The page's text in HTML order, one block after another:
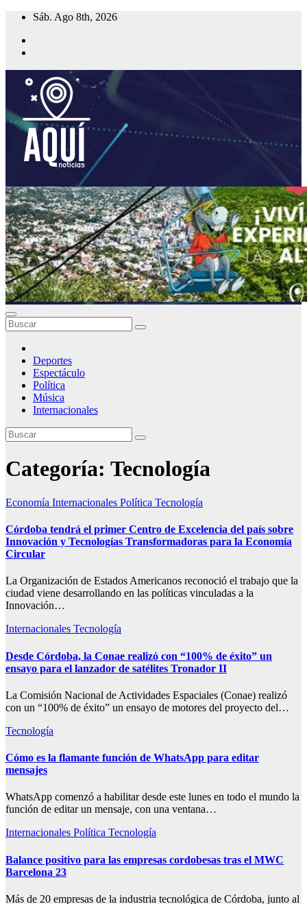
Saltar
contenido
Sáb. Ago 8th, 2026
Deportes
Espectáculo
Política
Música
Internacionales
Categoría: Tecnología
Economía Internacionales Política Tecnología
Córdoba tendrá el primer Centro de Excelencia del país sobre
Innovación y Tecnologías Transformadoras para la Economía
Circular
La Organización de Estados Americanos reconoció el trabajo que la
ciudad viene desarrollando en las políticas vinculadas a la
Innovación…
Internacionales Tecnología
Desde Córdoba, la Conae realizó con “100% de éxito” un
ensayo para el lanzador de satélites Tronador II
La Comisión Nacional de Actividades Espaciales (Conae) realizó
con un “100% de éxito” un ensayo de motores del proyecto del…
Tecnología
Cómo es la flamante función de WhatsApp para editar
mensajes
WhatsApp comenzó a habilitar desde este lunes en todo el mundo la
función de editar un mensaje, con una ventana…
Internacionales Política Tecnología
Balance positivo para las empresas cordobesas tras el MWC
Barcelona 23
Más de 20 empresas de la industria tecnológica de Córdoba, junto al